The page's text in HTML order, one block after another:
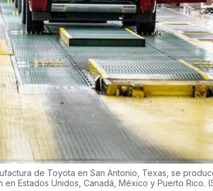
de Toyota en San Antonio, Texas, se
Estados Unidos, Canadá, México y Puerto Rico. (